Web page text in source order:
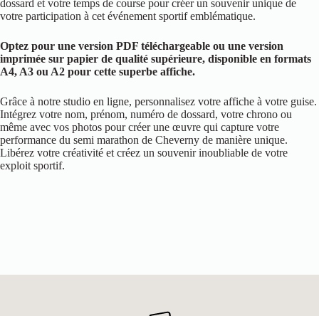
dossard et votre temps de course pour créer un souvenir unique de
votre participation à cet événement sportif emblématique.
Optez pour une version PDF téléchargeable ou une version
imprimée sur papier de qualité supérieure, disponible en formats
A4, A3 ou A2 pour cette superbe affiche.
Grâce à notre studio en ligne, personnalisez votre affiche à votre guise.
Intégrez votre nom, prénom, numéro de dossard, votre chrono ou
même avec vos photos pour créer une œuvre qui capture votre
performance du semi marathon de Cheverny de manière unique.
Libérez votre créativité et créez un souvenir inoubliable de votre
exploit sportif.